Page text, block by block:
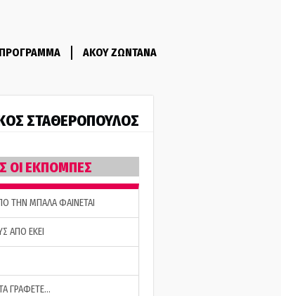
ΠΡΟΓΡΑΜΜΑ ΑΚΟΥ ΖΩΝΤΑΝΑ
ΣΤΑΘΕΡΟΠΟΥΛΟΣ
ΟΙ ΕΚΠΟΜΠΕΣ
ΤΗΝ ΜΠΑΛΑ ΦΑΙΝΕΤΑΙ
ΑΠΟ ΕΚΕΙ
ΓΡΑΦΕΤΕ…